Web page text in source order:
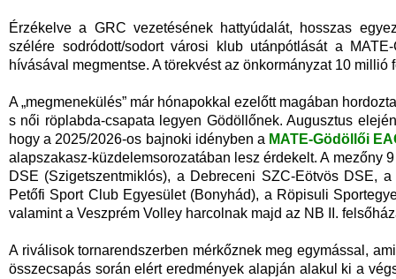
Érzékelve a GRC vezetésének hattyúdalát, hosszas
szélére sodródott/sodort városi klub utánpótlását a
hívásával megmentse. A törekvést az önkormányzat 10 millió
A „megmenekülés” már hónapokkal ezelőtt magában
s női röplabda-csapata legyen Gödöllőnek. Augusztus
hogy a 2025/2026-os bajnoki idényben a MATE-Gödöllői
alapszakasz-küzdelemsorozatában lesz érdekelt. A mezőny
DSE (Szigetszentmiklós), a Debreceni SZC-Eötvös DSE,
Petőfi Sport Club Egyesület (Bonyhád), a Röpisuli
valamint a Veszprém Volley harcolnak majd az NB II.
A riválisok tornarendszerben mérkőznek meg egymással,
összecsapás során elért eredmények alapján alakul ki a